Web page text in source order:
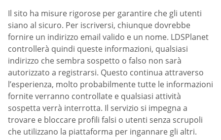
Il sito ha misure rigorose per garantire che gli utenti
siano al sicuro. Per iscriversi, chiunque dovrebbe
fornire un indirizzo email valido e un nome. LDSPlanet
controllerà quindi queste informazioni, qualsiasi
indirizzo che sembra sospetto o falso non sarà
autorizzato a registrarsi. Questo continua attraverso
l’esperienza, molto probabilmente tutte le informazioni
fornite verranno controllate e qualsiasi attività
sospetta verrà interrotta. Il servizio si impegna a
trovare e bloccare profili falsi o utenti senza scrupoli
che utilizzano la piattaforma per ingannare gli altri.